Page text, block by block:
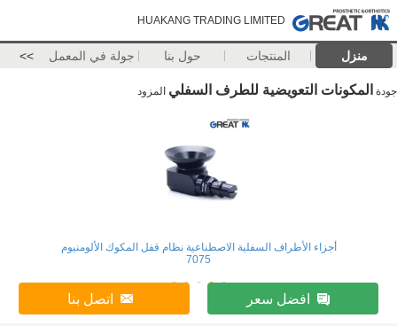
HUAKANG TRADING LIMITED
منزل المنتجات حول بنا جولة في المعمل >>
جودة المكونات التعويضية للطرف السفلي المزود
أجزاء الأطراف السفلية الاصطناعية نظام قفل المكوك الألومنيوم
7075
افضل سعر اتصل بنا